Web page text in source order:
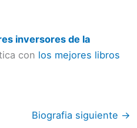
inversores de la
con los mejores libros
Biografia siguiente →